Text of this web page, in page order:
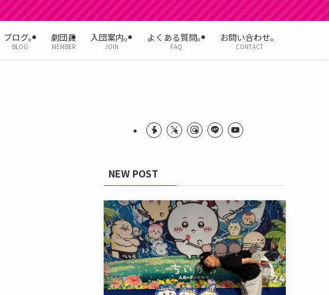
ブログ。
BLOG
劇団員
MEMBER
入団案内。
JOIN
よくある質問。
FAQ
お問い合わせ。
CONTACT
NEW POST